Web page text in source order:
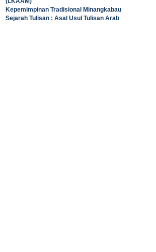
Kepemimpinan Tradisional Minangkabau
Sejarah Tulisan : Asal Usul Tulisan Arab